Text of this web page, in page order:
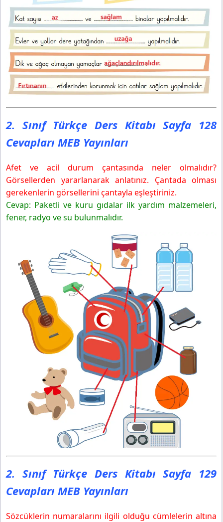
2. Sınıf Türkçe Ders Kitabı Sayfa 128
Cevapları MEB Yayınları
Afet ve acil durum çantasında neler olmalıdır?
Görsellerden yararlanarak anlatınız. Çantada olması
gerekenlerin görsellerini çantayla eşleştiriniz.
Cevap: Paketli ve kuru gıdalar ilk yardım malzemeleri,
fener, radyo ve su bulunmalıdır.
2. Sınıf Türkçe Ders Kitabı Sayfa 129
Cevapları MEB Yayınları
Sözcüklerin numaralarını ilgili olduğu cümlelerin altına